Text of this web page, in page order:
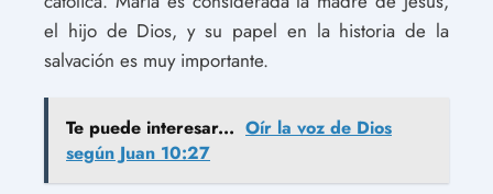
el hijo de Dios, y su papel en la historia de la
salvación es muy importante.
Te puede interesar... Oír la voz de Dios
según Juan 10:27